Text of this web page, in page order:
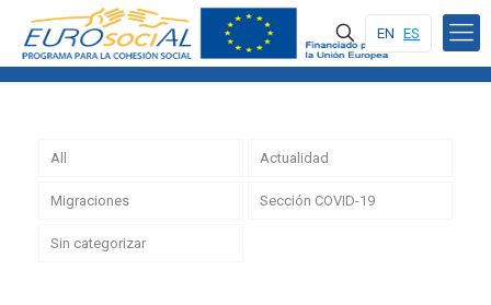
EN ES
All Actualidad
Migraciones Sección COVID-19
Sin categorizar